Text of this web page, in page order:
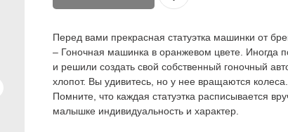
Перед вами прекрасная статуэтка машинки от
– Гоночная машинка в оранжевом цвете. Иногда
и решили создать свой собственный гоночный
хлопот. Вы удивитесь, но у нее вращаются колеса.
Помните, что каждая статуэтка расписывается
малышке индивидуальность и характер.